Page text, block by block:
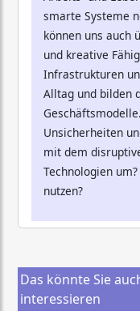
smarte Systeme
können uns auch
und kreative
Infrastrukturen
Alltag und bilden
Unsicherheiten
mit dem
Technologien
nutzen?
Das könnte Sie
interessieren